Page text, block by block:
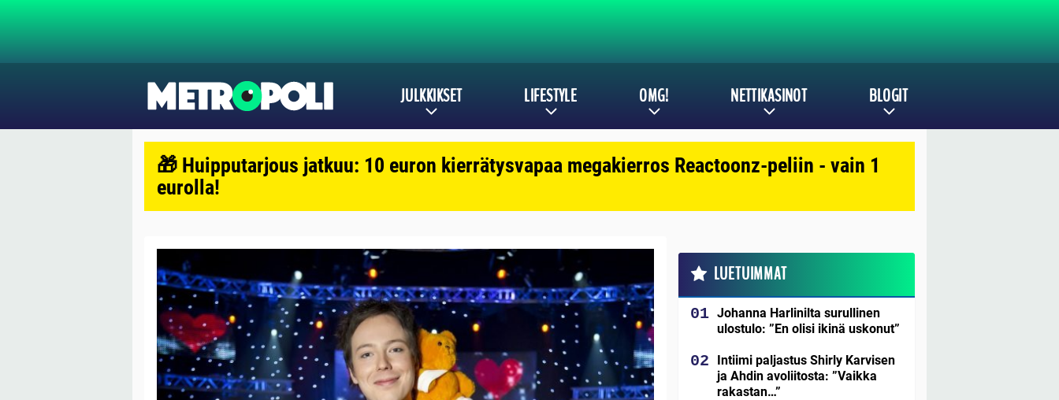
JULKKIKSET LIFESTYLE OMG! NETTIKASINOT BLOGIT
🎁 Huipputarjous jatkuu: 10 euron kierrätysvapaa megakierros Reactoonz-peliin - vain 1
eurolla!
LUETUIMMAT
Johanna Harlinilta surullinen
ulostulo: ”En olisi ikinä uskonut”
Intiimi paljastus Shirly Karvisen
ja Ahdin avoliitosta: ”Vaikka
rakastan…”